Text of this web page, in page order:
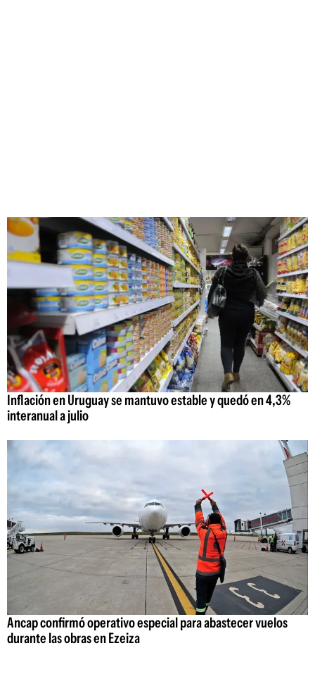
Inflación en Uruguay se mantuvo estable y quedó en 4,3%
interanual a julio
Ancap confirmó operativo especial para abastecer vuelos
durante las obras en Ezeiza